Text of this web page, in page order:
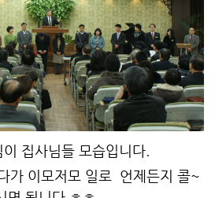
집사님들 모습입니다.
가 이모저모 일로 언제든지 콜~